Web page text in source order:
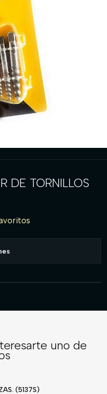
DE TORNILLOS
uno de
(5137S)